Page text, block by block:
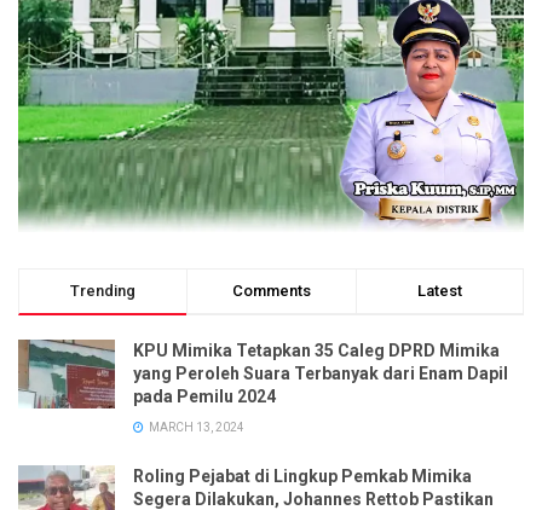
Trending Comments Latest
KPU Mimika Tetapkan 35 Caleg DPRD Mimika
yang Peroleh Suara Terbanyak dari Enam Dapil
pada Pemilu 2024
MARCH 13, 2024
Roling Pejabat di Lingkup Pemkab Mimika
Segera Dilakukan, Johannes Rettob Pastikan